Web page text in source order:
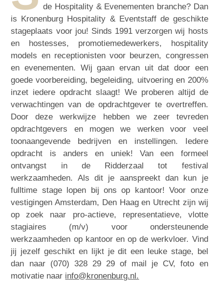
de Hospitality & Evenementen branche? Dan
is Kronenburg Hospitality & Eventstaff de geschikte
stageplaats voor jou! Sinds 1991 verzorgen wij hosts
en hostesses, promotiemedewerkers, hospitality
models en receptionisten voor beurzen, congressen
en evenementen. Wij gaan ervan uit dat door een
goede voorbereiding, begeleiding, uitvoering en 200%
inzet iedere opdracht slaagt! We proberen altijd de
verwachtingen van de opdrachtgever te overtreffen.
Door deze werkwijze hebben we zeer tevreden
opdrachtgevers en mogen we werken voor veel
toonaangevende bedrijven en instellingen. Iedere
opdracht is anders en uniek! Van een formeel
ontvangst in de Ridderzaal tot festival
werkzaamheden. Als dit je aanspreekt dan kun je
fulltime stage lopen bij ons op kantoor! Voor onze
vestigingen Amsterdam, Den Haag en Utrecht zijn wij
op zoek naar pro-actieve, representatieve, vlotte
stagiaires (m/v) voor ondersteunende
werkzaamheden op kantoor en op de werkvloer. Vind
jij jezelf geschikt en lijkt je dit een leuke stage, bel
dan naar (070) 328 29 29 of mail je CV, foto en
motivatie naar info@kronenburg.nl.